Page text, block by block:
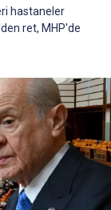
hastaneler
ret, MHP'de